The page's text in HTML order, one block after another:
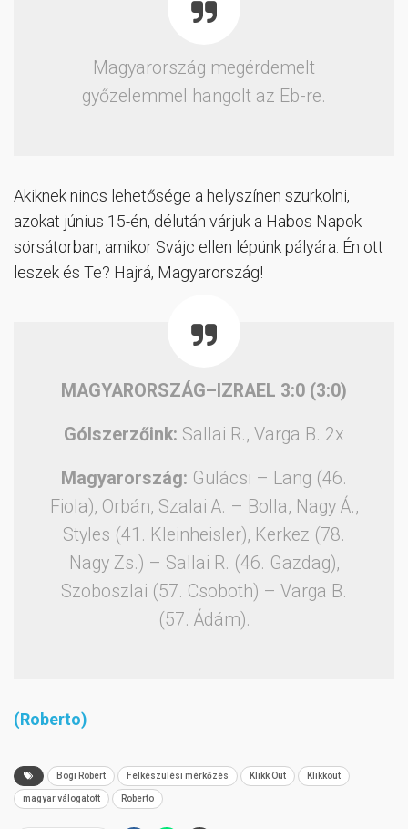
Magyarország megérdemelt
győzelemmel hangolt az Eb-re.
Akiknek nincs lehetősége a helyszínen szurkolni,
azokat június 15-én, délután várjuk a Habos Napok
sörsátorban, amikor Svájc ellen lépünk pályára. Én ott
leszek és Te? Hajrá, Magyarország!
MAGYARORSZÁG–IZRAEL 3:0 (3:0)
Gólszerzőink: Sallai R., Varga B. 2x
Magyarország: Gulácsi – Lang (46.
Fiola), Orbán, Szalai A. – Bolla, Nagy Á.,
Styles (41. Kleinheisler), Kerkez (78.
Nagy Zs.) – Sallai R. (46. Gazdag),
Szoboszlai (57. Csoboth) – Varga B.
(57. Ádám).
(Roberto)
Bögi Róbert Felkészülési mérkőzés Klikk Out Klikkout
magyar válogatott Roberto